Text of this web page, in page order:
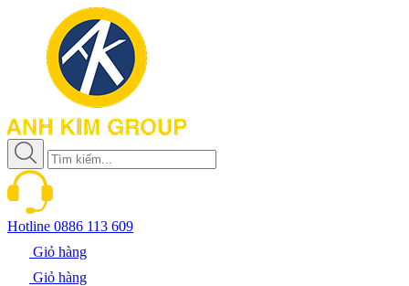
Hotline 0886 113 609
Giỏ hàng
Giỏ hàng